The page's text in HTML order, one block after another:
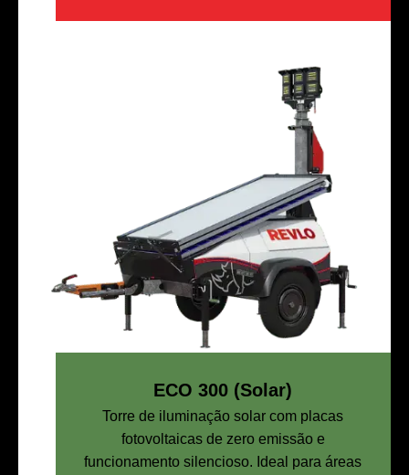
ECO 300 (Solar)
Torre de iluminação solar com placas
fotovoltaicas de zero emissão e
funcionamento silencioso. Ideal para áreas